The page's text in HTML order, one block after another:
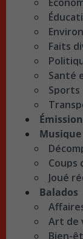
Faits
Santé
Sports
Musique
Coups
Joué
Balados
Art de
Bien-